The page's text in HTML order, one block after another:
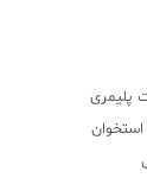
پلیمری